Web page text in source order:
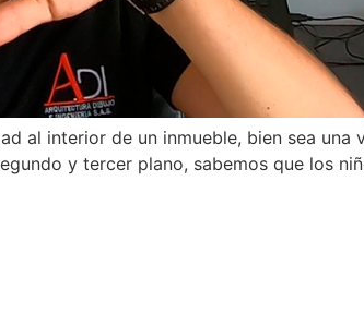
al interior de un inmueble, bien sea una
y tercer plano, sabemos que los